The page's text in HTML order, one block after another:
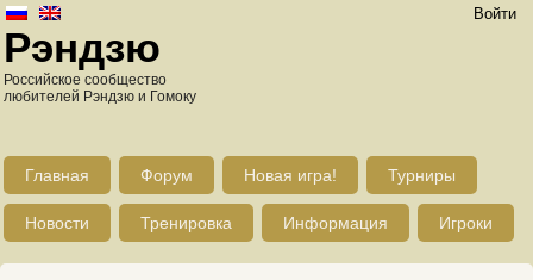
Войти
Рэндзю
Российское сообщество
любителей Рэндзю и Гомоку
Главная Форум Новая игра! Турниры
Новости Тренировка Информация Игроки